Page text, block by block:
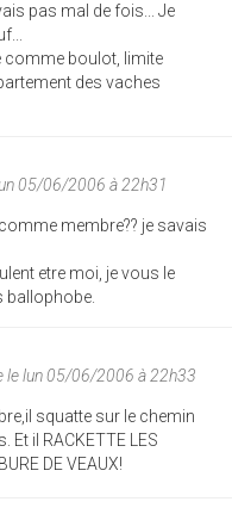
pas mal de fois... Je
comme boulot, limite
des vaches
05/06/2006 à 22h31
membre?? je savais
etre moi, je vous le
ballophobe.
le lun 05/06/2006 à 22h33
squatte sur le chemin
Et il RACKETTE LES
DE VEAUX!